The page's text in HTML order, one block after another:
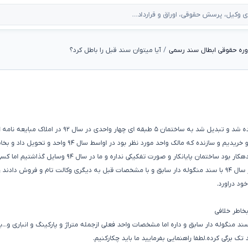
حقوقی ابطال سند رسمی آیا میتوان سند قبل را باطل کرد؟
ساختمان سه طبقه و چهار واحدی درسال ۹۰ کوبیده شد و تبدیل شد به ساختمان ۵ طبقه ای چهار واحدی در سال ۹۲ در املاک
نوشتیم و واحد مذکور با متراژ و‌ مشخصات جدید و خریدیم و سازنده که مالک واحد مورد نظر بود در اواسط سال ۹۴ واحد و
خلافی داشتن ساختمان تا الان چون به شهرداری بدهکار بود ساختمان پایانکار و صورت تفکیکی نداره و ما در
واحد ساکن نبود سازنده واحد مورد نظر را در اواخر سال ۹۴ با سند منگوله دار سابق و با مشخصات قبل به دیگری وکالت تام و فروش
دراورد.
خلافی
دار سابق و داره اما مشخصات واحد فعلی ازجمله متراژ و پارکینگ و انباری
کرده.لطفا راهنمایی بفرمایید ما باید چکارکنیم.